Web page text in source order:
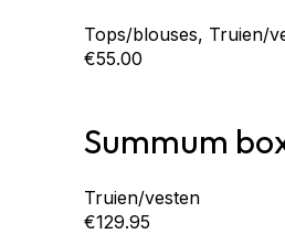
Tops/blouses, Truien/
€55.00
Summum
Truien/vesten
€129.95